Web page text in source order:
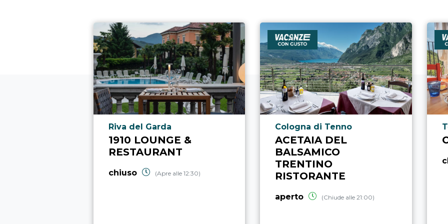
Località punto di interesse
Riva del Garda
1910 LOUNGE &
RESTAURANT
chiuso (Apre alle 12:30)
Località punto di interesse
Cologna di Tenno
ACETAIA DEL
BALSAMICO
TRENTINO
RISTORANTE
aperto (Chiude alle 21:00)